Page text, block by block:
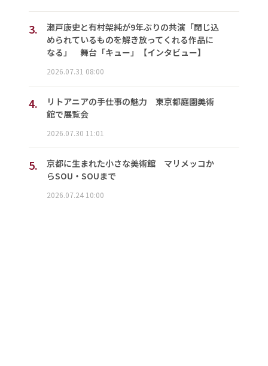
3.
瀬戸康史と有村架純が9年ぶりの共演「閉じ込
められているものを解き放ってくれる作品に
なる」 舞台「キュー」【インタビュー】
2026.07.31 08:00
4.
リトアニアの手仕事の魅力 東京都庭園美術
館で展覧会
2026.07.30 11:01
5.
京都に生まれた小さな美術館 マリメッコか
らSOU・SOUまで
2026.07.24 10:00